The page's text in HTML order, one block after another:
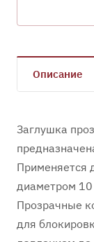
Описание
Заглушка
Применяется
диаметром 10
Прозрачные
для